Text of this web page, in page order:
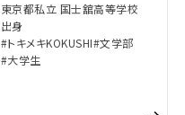
東京都私立 国士舘高等学校
出身
#トキメキKOKUSHI#文学部
#大学生